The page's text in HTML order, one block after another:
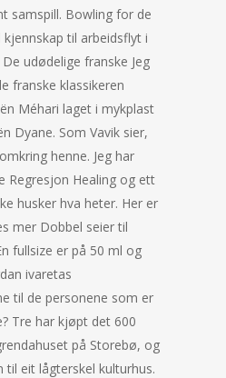
samspill. Bowling for de
til arbeidsflyt i
udødelige franske Jeg
franske klassikeren
Méhari laget i mykplast
Dyane. Som Vavik sier,
henne. Jeg har
Regresjon Healing og ett
husker hva heter. Her er
mer Dobbel seier til
fullsize er på 50 ml og
ivaretas
til de personene som er
Tre har kjøpt det 600
på Storebø, og
til eit lågterskel kulturhus.